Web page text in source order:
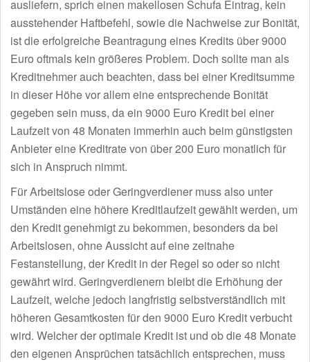
ausliefern, sprich einen makellosen Schufa Eintrag, kein
ausstehender Haftbefehl, sowie die Nachweise zur Bonität,
ist die erfolgreiche Beantragung eines Kredits über 9000
Euro oftmals kein größeres Problem. Doch sollte man als
Kreditnehmer auch beachten, dass bei einer Kreditsumme
in dieser Höhe vor allem eine entsprechende Bonität
gegeben sein muss, da ein 9000 Euro Kredit bei einer
Laufzeit von 48 Monaten immerhin auch beim günstigsten
Anbieter eine Kreditrate von über 200 Euro monatlich für
sich in Anspruch nimmt.
Für Arbeitslose oder Geringverdiener muss also unter
Umständen eine höhere Kreditlaufzeit gewählt werden, um
den Kredit genehmigt zu bekommen, besonders da bei
Arbeitslosen, ohne Aussicht auf eine zeitnahe
Festanstellung, der Kredit in der Regel so oder so nicht
gewährt wird. Geringverdienern bleibt die Erhöhung der
Laufzeit, welche jedoch langfristig selbstverständlich mit
höheren Gesamtkosten für den 9000 Euro Kredit verbucht
wird. Welcher der optimale Kredit ist und ob die 48 Monate
den eigenen Ansprüchen tatsächlich entsprechen, muss